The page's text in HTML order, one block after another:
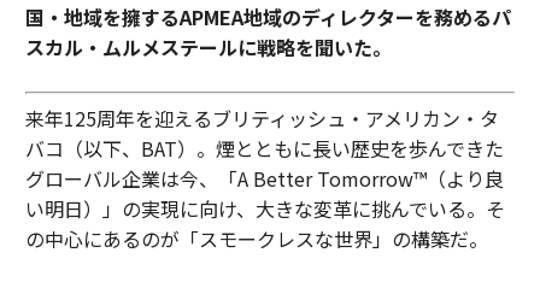
国・地域を擁するAPMEA地域のディレクターを務めるパ
スカル・ムルメステールに戦略を聞いた。
来年125周年を迎えるブリティッシュ・アメリカン・タ
バコ（以下、BAT）。煙とともに長い歴史を歩んできた
グローバル企業は今、「A Better Tomorrow™（より良
い明日）」の実現に向け、大きな変革に挑んでいる。そ
の中心にあるのが「スモークレスな世界」の構築だ。